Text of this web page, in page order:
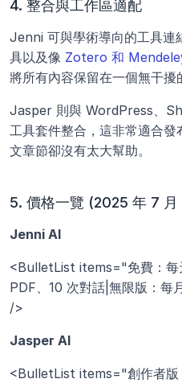
4. 整合與工作區適配
Jenni 可與學術導向的工具連
具以及像 Zotero 和
將所有內容保留在一個無干擾
Jasper 則與 WordPress、
工具套件整合，這非常適合
文章節卻沒有太大幫助。
5. 價格一覽 (2025 年 7 月
Jenni AI
<BulletList items="免費：每
PDF、10 次對話|無限版：每
/>
Jasper AI
<BulletList items="創作者